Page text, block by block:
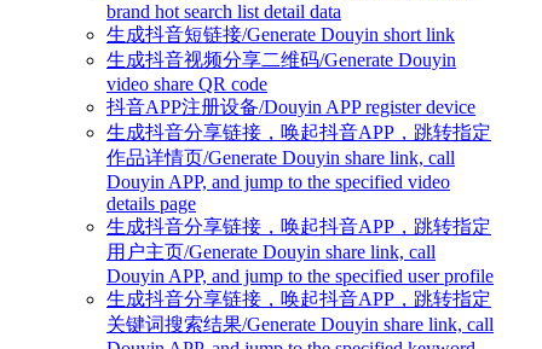
brand hot search list detail data
生成抖音短链接/Generate Douyin short link
生成抖音视频分享二维码/Generate Douyin
video share QR code
抖音APP注册设备/Douyin APP register device
生成抖音分享链接，唤起抖音APP，跳转指定
作品详情页/Generate Douyin share link, call
Douyin APP, and jump to the specified video
details page
生成抖音分享链接，唤起抖音APP，跳转指定
用户主页/Generate Douyin share link, call
Douyin APP, and jump to the specified user profile
生成抖音分享链接，唤起抖音APP，跳转指定
关键词搜索结果/Generate Douyin share link, call